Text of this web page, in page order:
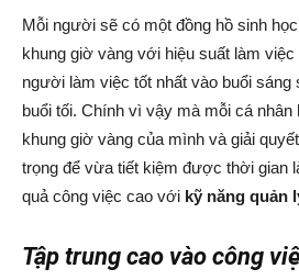
Mỗi người sẽ có một đồng hồ sinh
khung giờ vàng với hiệu suất làm việc
người làm việc tốt nhất vào buổi
buổi tối. Chính vì vậy mà mỗi cá
khung giờ vàng của mình và giải
trọng để vừa tiết kiệm được thời gian
quả công việc cao với kỹ năng quản
Tập trung cao vào công